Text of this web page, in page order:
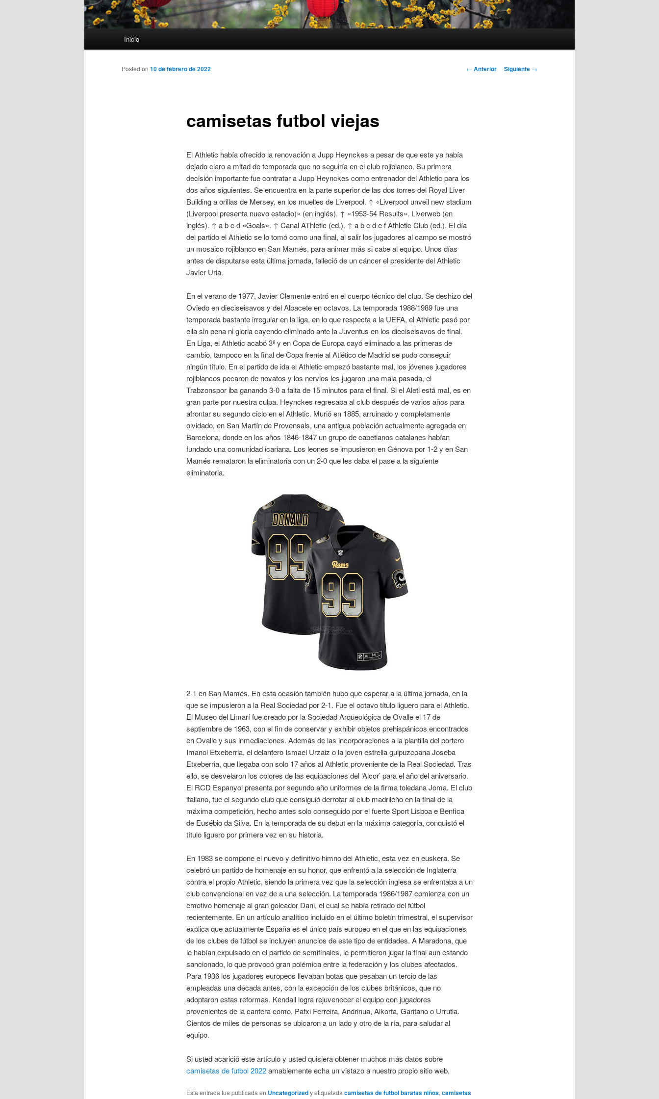
Inicio
Navegación
← Anterior Siguiente →
camisetas futbol viejas
Posted on 10 de febrero de 2022
El Athletic había ofrecido la renovación a Jupp Heynckes a pesar de que este ya había
dejado claro a mitad de temporada que no seguiría en el club rojiblanco. Su primera
decisión importante fue contratar a Jupp Heynckes como entrenador del Athletic para los
dos años siguientes. Se encuentra en la parte superior de las dos torres del Royal Liver
Building a orillas de Mersey, en los muelles de Liverpool. ↑ «Liverpool unveil new stadium
(Liverpool presenta nuevo estadio)» (en inglés). ↑ «1953-54 Results». Liverweb (en
inglés). ↑ a b c d «Goals». ↑ Canal AThletic (ed.). ↑ a b c d e f Athletic Club (ed.). El día
del partido el Athletic se lo tomó como una final, al salir los jugadores al campo se mostró
un mosaico rojiblanco en San Mamés, para animar más si cabe al equipo. Unos días
antes de disputarse esta última jornada, falleció de un cáncer el presidente del Athletic
Javier Uria.
En el verano de 1977, Javier Clemente entró en el cuerpo técnico del club. Se deshizo del
Oviedo en dieciseisavos y del Albacete en octavos. La temporada 1988/1989 fue una
temporada bastante irregular en la liga, en lo que respecta a la UEFA, el Athletic pasó por
ella sin pena ni gloria cayendo eliminado ante la Juventus en los dieciseisavos de final.
En Liga, el Athletic acabó 3º y en Copa de Europa cayó eliminado a las primeras de
cambio, tampoco en la final de Copa frente al Atlético de Madrid se pudo conseguir
ningún título. En el partido de ida el Athletic empezó bastante mal, los jóvenes jugadores
rojiblancos pecaron de novatos y los nervios les jugaron una mala pasada, el
Trabzonspor iba ganando 3-0 a falta de 15 minutos para el final. Si el Aleti está mal, es en
gran parte por nuestra culpa. Heynckes regresaba al club después de varios años para
afrontar su segundo ciclo en el Athletic. Murió en 1885, arruinado y completamente
olvidado, en San Martín de Provensals, una antigua población actualmente agregada en
Barcelona, donde en los años 1846-1847 un grupo de cabetianos catalanes habían
fundado una comunidad icariana. Los leones se impusieron en Génova por 1-2 y en San
Mamés remataron la eliminatoria con un 2-0 que les daba el pase a la siguiente
eliminatoria.
2-1 en San Mamés. En esta ocasión también hubo que esperar a la última jornada, en la
que se impusieron a la Real Sociedad por 2-1. Fue el octavo título liguero para el Athletic.
El Museo del Limarí fue creado por la Sociedad Arqueológica de Ovalle el 17 de
septiembre de 1963, con el fin de conservar y exhibir objetos prehispánicos encontrados
en Ovalle y sus inmediaciones. Además de las incorporaciones a la plantilla del portero
Imanol Etxeberria, el delantero Ismael Urzaiz o la joven estrella guipuzcoana Joseba
Etxeberria, que llegaba con solo 17 años al Athletic proveniente de la Real Sociedad. Tras
ello, se desvelaron los colores de las equipaciones del ‘Alcor’ para el año del aniversario.
El RCD Espanyol presenta por segundo año uniformes de la firma toledana Joma. El club
italiano, fue el segundo club que consiguió derrotar al club madrileño en la final de la
máxima competición, hecho antes solo conseguido por el fuerte Sport Lisboa e Benfica
de Eusébio da Silva. En la temporada de su debut en la máxima categoría, conquistó el
título liguero por primera vez en su historia.
En 1983 se compone el nuevo y definitivo himno del Athletic, esta vez en euskera. Se
celebró un partido de homenaje en su honor, que enfrentó a la selección de Inglaterra
contra el propio Athletic, siendo la primera vez que la selección inglesa se enfrentaba a un
club convencional en vez de a una selección. La temporada 1986/1987 comienza con un
emotivo homenaje al gran goleador Dani, el cual se había retirado del fútbol
recientemente. En un artículo analítico incluido en el último boletín trimestral, el supervisor
explica que actualmente España es el único país europeo en el que en las equipaciones
de los clubes de fútbol se incluyen anuncios de este tipo de entidades. A Maradona, que
le habían expulsado en el partido de semifinales, le permitieron jugar la final aun estando
sancionado, lo que provocó gran polémica entre la federación y los clubes afectados.
Para 1936 los jugadores europeos llevaban botas que pesaban un tercio de las
empleadas una década antes, con la excepción de los clubes británicos, que no
adoptaron estas reformas. Kendall logra rejuvenecer el equipo con jugadores
provenientes de la cantera como, Patxi Ferreira, Andrinua, Alkorta, Garitano o Urrutia.
Cientos de miles de personas se ubicaron a un lado y otro de la ría, para saludar al
equipo.
Si usted acarició este artículo y usted quisiera obtener muchos más datos sobre
camisetas de futbol 2022amablemente echa un vistazo a nuestro propio sitio web.
Esta entrada fue publicada en Uncategorizedy etiquetada camisetas de futbol baratas niños, camisetas